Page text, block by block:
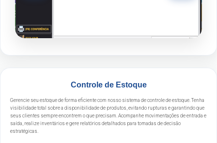
Controle de Estoque
Gerencie seu estoque de forma eficiente com nosso sistema de controle de estoque. Tenha
visibilidade total sobre a disponibilidade de produtos, evitando rupturas e garantindo que
seus clientes sempre encontrem o que precisam. Acompanhe movimentações de entrada e
saída, realize inventários e gere relatórios detalhados para tomadas de decisão
estratégicas.